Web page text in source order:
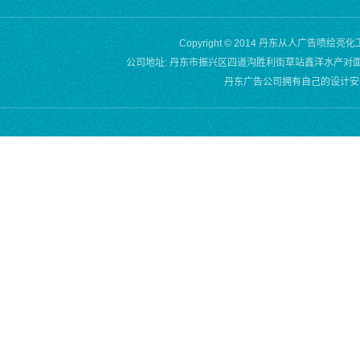
Copyright © 2014 丹东从人广告喷绘亮
公司地址: 丹东市振兴区四道沟胜利街草站鑫洋水产
丹东广告公司拥有自己的设计